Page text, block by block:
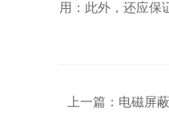
用：此外，还应保
上一篇： 电磁屏